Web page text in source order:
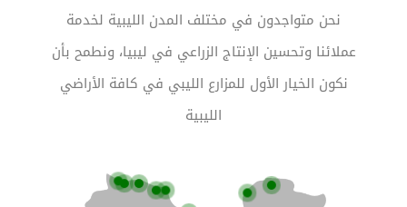
نحن متواجدون في مختلف المدن الليبية لخدمة
عملائنا وتحسين الإنتاج الزراعي في ليبيا، ونطمح بأن
نكون الخيار الأول للمزارع الليبي في كافة الأراضي
الليبية